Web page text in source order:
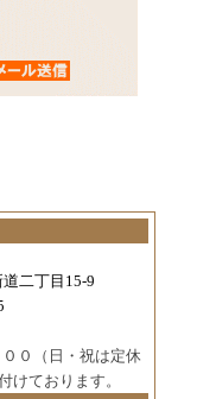
二丁目15-9
０（日・祝は定休
けております。